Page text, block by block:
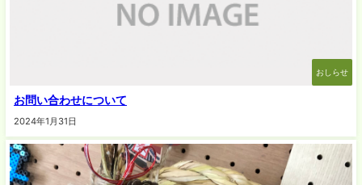
おしらせ
お問い合わせについて
2024年1月31日